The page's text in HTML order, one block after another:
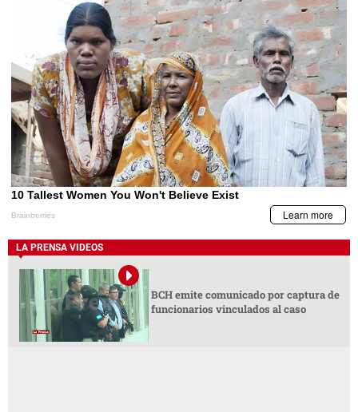
LA PRENSA VIDEOS
BCH emite comunicado por captura de
funcionarios vinculados al caso